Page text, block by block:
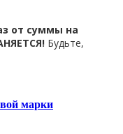
от суммы на
Будьте,
марки